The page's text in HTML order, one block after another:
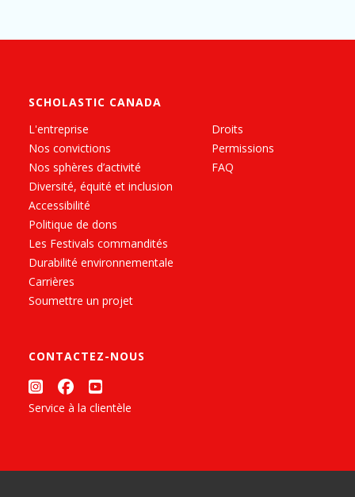
SCHOLASTIC CANADA
L'entreprise
Nos convictions
Nos sphères d’activité
Diversité, équité et inclusion
Accessibilité
Politique de dons
Les Festivals commandités
Durabilité environnementale
Carrières
Soumettre un projet
Droits
Permissions
FAQ
CONTACTEZ-NOUS
Service à la clientèle